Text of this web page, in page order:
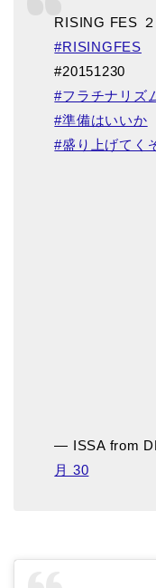
RISING FES
#RISINGFES
#20151230
#フラチナリズ
#準備はいいか
#盛り上げてく
— ISSA from
月 30